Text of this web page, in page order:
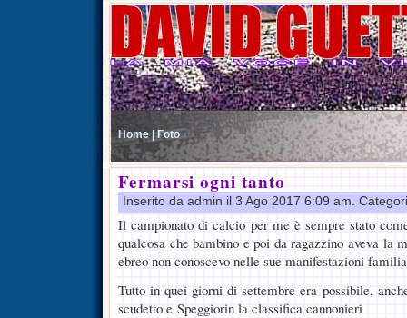
Home | Foto
Fermarsi ogni tanto
Inserito da admin il 3 Ago 2017 6:09 am.
Il campionato di calcio per me è sempre stato
qualcosa che bambino e poi da ragazzino aveva la
ebreo non conoscevo nelle sue manifestazioni
Tutto in quei giorni di settembre era possibile,
scudetto e Speggiorin la classifica cannonieri